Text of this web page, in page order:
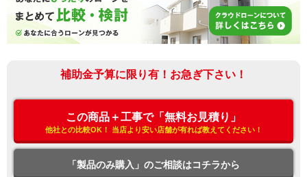
補助金予算に限り有！お急ぎ下さい！
この商品＋工事で「無料お見積り」
他社との比較OK！ 当店より安い店舗が有れば教えてください！
「製品のみ購入」のご相談はコチラから